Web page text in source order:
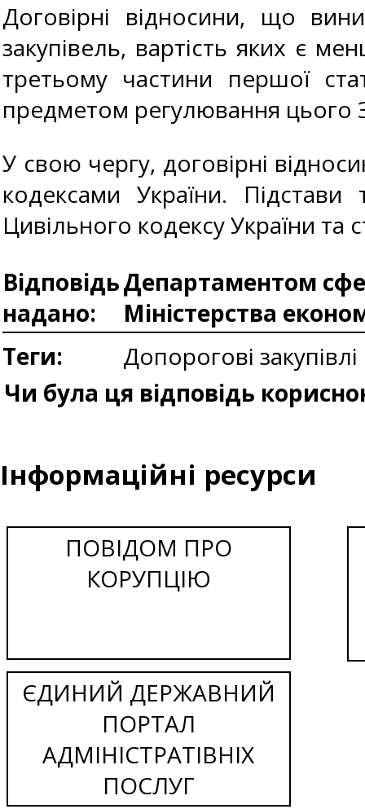
Договірні відносини, що
закупівель, вартість яких є
третьому частини першої
предметом регулювання цього
У свою чергу, договірні
кодексами України.
Цивільного кодексу України та
Відповідь
надано:
Департаментом
Міністерства
Теги:
Допорогові закупівлі
Чи була ця відповідь
Інформаційні ресурси
ПОВІДОМ ПРО
КОРУПЦІЮ
ЄДИНИЙ ДЕРЖАВНИЙ
ПОРТАЛ
АДМІНІСТРАТІВНІХ
ПОСЛУГ